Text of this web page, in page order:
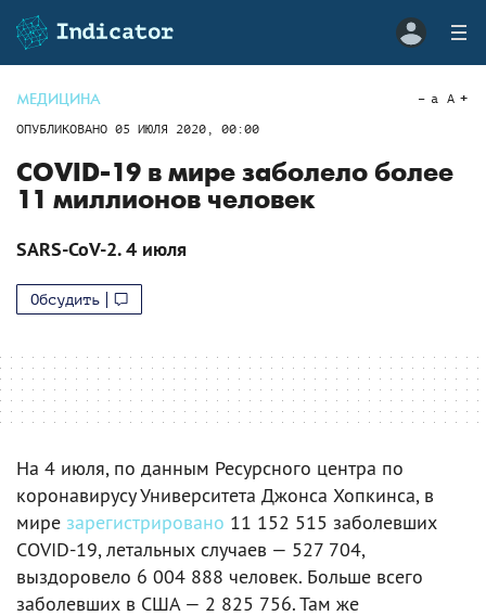
МЕДИЦИНА
ОПУБЛИКОВАНО 05 ИЮЛЯ 2020, 00:00
a A
COVID-19 в мире заболело более
11 миллионов человек
SARS-CoV-2. 4 июля
Обсудить
На 4 июля, по данным Ресурсного центра по
коронавирусу Университета Джонса Хопкинса, в
мире зарегистрировано 11 152 515 заболевших
COVID-19, летальных случаев — 527 704,
выздоровело 6 004 888 человек. Больше всего
заболевших в США — 2 825 756. Там же